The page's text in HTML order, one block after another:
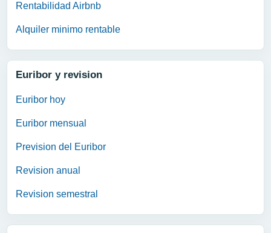
Rentabilidad Airbnb
Alquiler minimo rentable
Euribor y revision
Euribor hoy
Euribor mensual
Prevision del Euribor
Revision anual
Revision semestral